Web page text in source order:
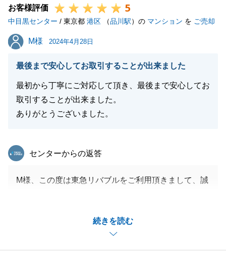
軽にご連絡下さい。
今後とも、末永いお付き合いを宜しくお願い致しま
す。
お客様評価 5
中目黒センター / 東京都 港区 （品川駅）の マンション を ご売却
M様
M様 2024年4月28日
最後まで安心してお取引することが出来ました
最初から丁寧にご対応して頂き、最後まで安心してお
取引することが出来ました。
ありがとうございました。
続きを読む
東急リバブル
センターからの返答
M様、この度は東急リバブルをご利用頂きまして、誠
M様とは、これもでも数回のお取引をさせて頂いてお
りますが、今回も思い出深いお取引となりました。